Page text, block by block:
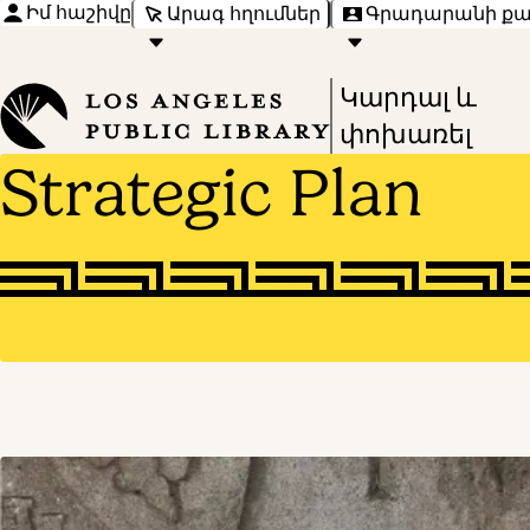
Իմ հաշիվը Արագ հղումներ Գրադարանի
Press
Enter
to
activate
submenu,
arrow
the
items
Կարդալ և
փոխառել
Strategic Plan